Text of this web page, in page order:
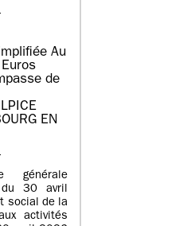
Au
de
EN
générale
du 30 avril
social de la
activités